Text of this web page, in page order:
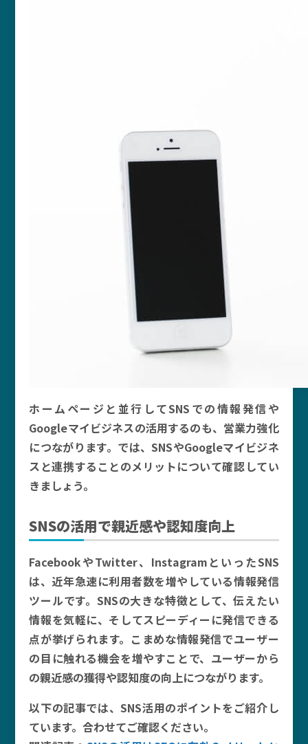
ホームページと並行してSNSでの情報発信や
Googleマイビジネスの活用するのも、営業力強化
につながります。では、SNSやGoogleマイビジネ
スと連携することのメリットについて確認してい
きましょう。
SNSの活用で親近感や認知度向上
FacebookやTwitter、InstagramといったSNS
は、近年急速に利用者数を増やしている情報発信
ツールです。SNSの大きな特徴として、伝えたい
情報を気軽に、そしてスピーディーに発信できる
点が挙げられます。こまめな情報発信でユーザー
の目に触れる機会を増やすことで、ユーザーから
の親近感の獲得や認知度の向上につながります。
以下の記事では、SNS活用のポイントをご紹介し
ています。合わせてご確認ください。